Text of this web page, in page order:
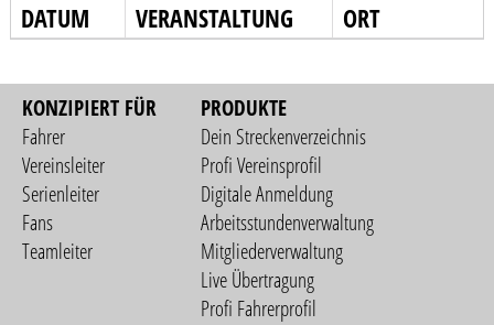
DATUM VERANSTALTUNG ORT
KONZIPIERT FÜR
Fahrer
Vereinsleiter
Serienleiter
Fans
Teamleiter
PRODUKTE
Dein Streckenverzeichnis
Profi Vereinsprofil
Digitale Anmeldung
Arbeitsstundenverwaltung
Mitgliederverwaltung
Live Übertragung
Profi Fahrerprofil